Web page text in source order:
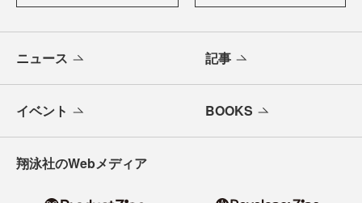
ニュース 記事
イベント BOOKS
翔泳社のWebメディア